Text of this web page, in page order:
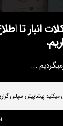
تا
...
میکنید پیشاپیش سپاس